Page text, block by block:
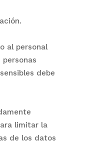
al personal
debe
limitar la
de los datos